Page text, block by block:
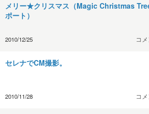
メリー★クリスマス（Magic Christmas
ポート）
2010/12/25 コ
セレナでCM撮影。
2010/11/28 コ